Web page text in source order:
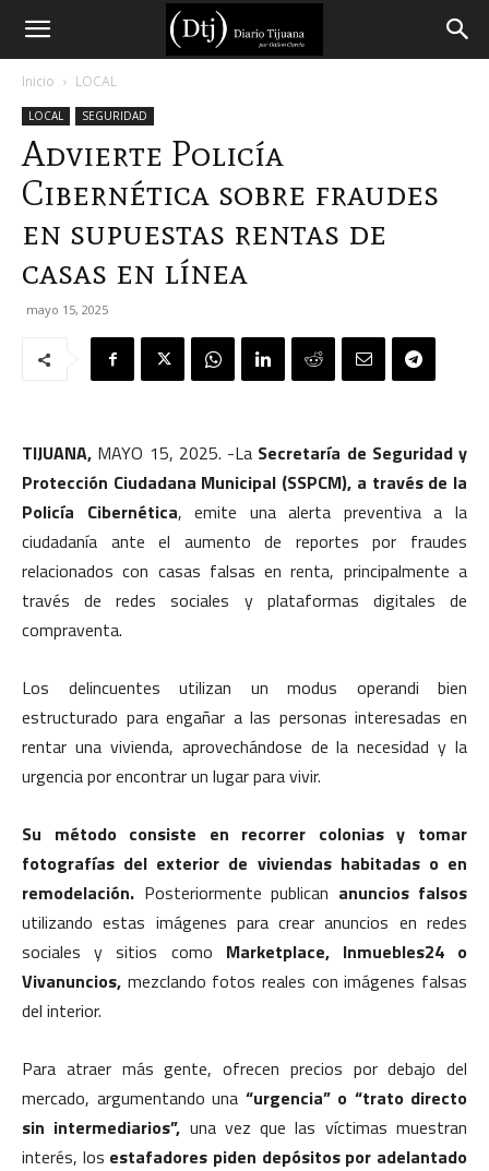
Diario
Tijuana
Inicio LOCAL
LOCAL SEGURIDAD
Advierte Policía
Cibernética sobre fraudes
en supuestas rentas de
casas en línea
mayo 15, 2025
TIJUANA, MAYO 15, 2025. -La Secretaría de Seguridad y
Protección Ciudadana Municipal (SSPCM), a través de la
Policía Cibernética, emite una alerta preventiva a la
ciudadanía ante el aumento de reportes por fraudes
relacionados con casas falsas en renta, principalmente a
través de redes sociales y plataformas digitales de
compraventa.
Los delincuentes utilizan un modus operandi bien
estructurado para engañar a las personas interesadas en
rentar una vivienda, aprovechándose de la necesidad y la
urgencia por encontrar un lugar para vivir.
Su método consiste en recorrer colonias y tomar
fotografías del exterior de viviendas habitadas o en
remodelación. Posteriormente publican anuncios falsos
utilizando estas imágenes para crear anuncios en redes
sociales y sitios como Marketplace, Inmuebles24 o
Vivanuncios, mezclando fotos reales con imágenes falsas
del interior.
Para atraer más gente, ofrecen precios por debajo del
mercado, argumentando una “urgencia” o “trato directo
sin intermediarios”, una vez que las víctimas muestran
interés, los estafadores piden depósitos por adelantado